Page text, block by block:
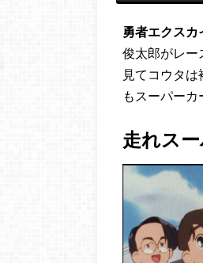
勇者エクスカ
俊太郎がレー
見てコウタ
もスーパーカ
走れス